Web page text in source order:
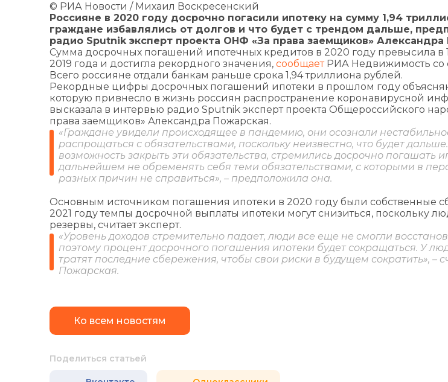
© РИА Новости / Михаил Воскресенский
Россияне в 2020 году досрочно погасили ипотеку на сумму 1,94
граждане избавлялись от долгов и что будет с трендом дальше,
радио Sputnik эксперт проекта ОНФ «За права заемщиков» Александра
Сумма досрочных погашений ипотечных кредитов в 2020 году превысила в
2019 года и достигла рекордного значения, сообщаетРИА Недвижимость со
Всего россияне отдали банкам раньше срока 1,94 триллиона рублей.
Рекордные цифры досрочных погашений ипотеки в прошлом году
которую привнесло в жизнь россиян распространение коронавирусной
высказала в интервью радио Sputnik эксперт проекта Общероссийского
права заемщиков» Александра Пожарская.
«Граждане увидели происходящее в пандемию, они осознали
распрощаться с обязательствами, поскольку неизвестно, что будет
возможность закрыть эти обязательства, стремились досрочно погашать
дальнейшем не обременять себя теми обязательствами, с которыми в
разных причин не справиться», – предположила она.
Основным источником погашения ипотеки в 2020 году были собственные
2021 году темпы досрочной выплаты ипотеки могут снизиться, поскольку
резервы, считает эксперт.
«Уровень доходов стремительно падает, люди все еще не смогли
поэтому процент досрочного погашения ипотеки будет сокращаться. У
тратят последние сбережения, чтобы свои риски в будущем сократить», –
Пожарская.
Ко всем новостям
Поделиться статьей